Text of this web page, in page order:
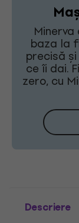
baza la
precisă
ce îi dai.
zero, cu
Descriere